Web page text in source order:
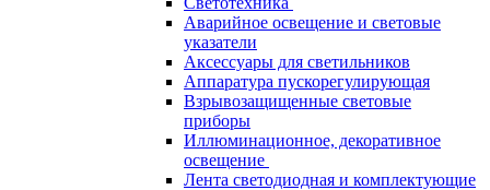
Аварийное освещение и световые
указатели
Аксессуары для светильников
Аппаратура пускорегулирующая
Взрывозащищенные световые
приборы
Иллюминационное, декоративное
освещение
Лента светодиодная и комплектующие